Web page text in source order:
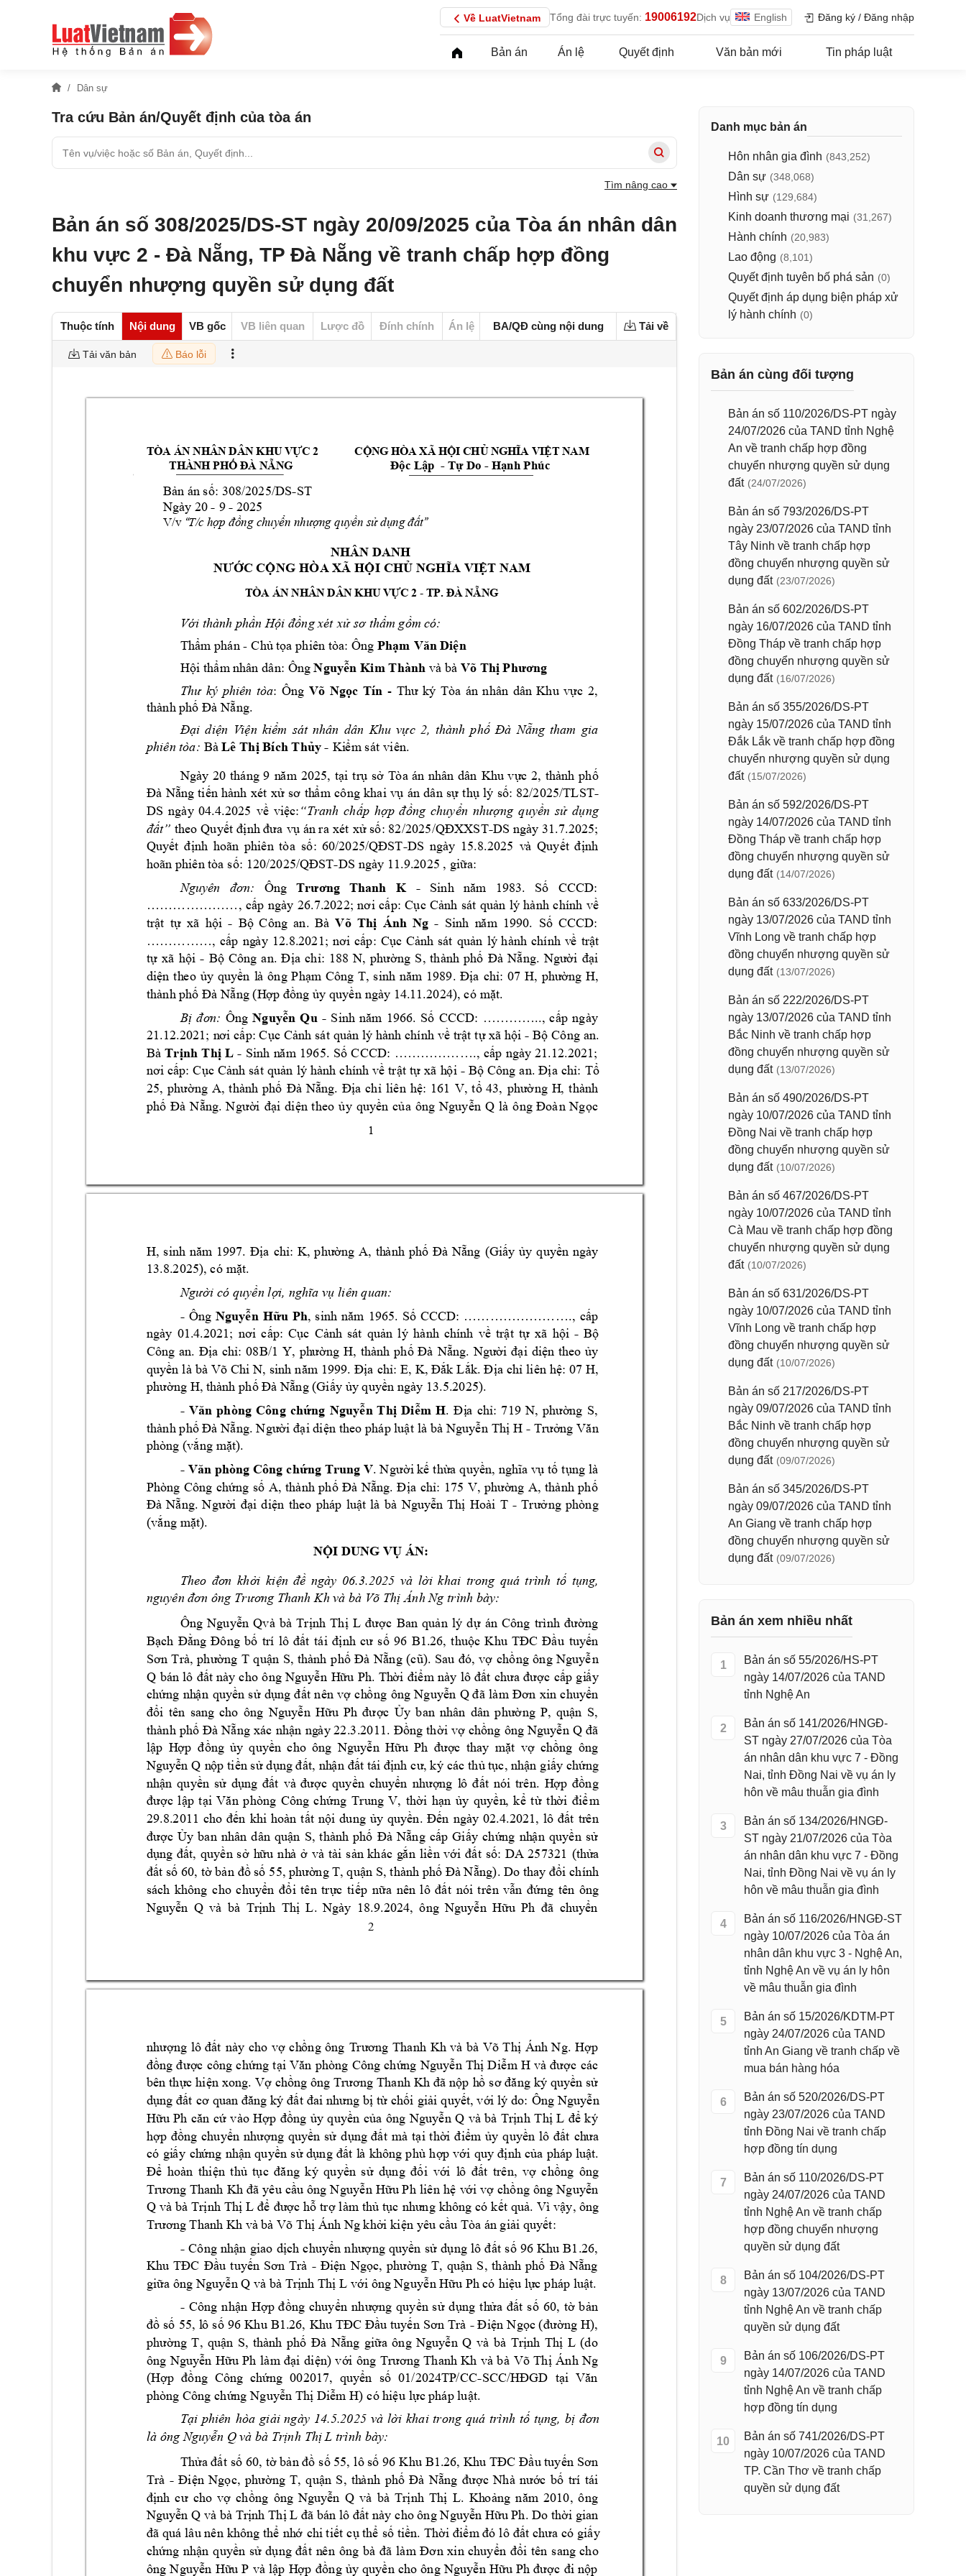
Về LuatVietnam Tổng đài trực tuyến: 19006192Dịch vụ English Đăng ký / Đăng nhập
Bản án Án lệ Quyết định Văn bản mới Tin pháp luật
Dân sự
Tra cứu Bản án/Quyết định của tòa án
Tìm nâng cao
Bản án số 308/2025/DS-ST ngày 20/09/2025 của Tòa án nhân dân
khu vực 2 - Đà Nẵng, TP Đà Nẵng về tranh chấp hợp đồng
chuyển nhượng quyền sử dụng đất
Thuộc tính Nội dung VB gốc VB liên quan Lược đồ Đính chính Án lệ BA/QĐ cùng nội dung Tải về
Tải văn bản Báo lỗi
1
TÒA ÁN NHÂN DÂN KHU VỰC 2 CỘNG HÒA XÃ HỘI CHỦ NGHĨA VIỆT NAM
                 THÀNH PH
Ố ĐÀ NẴNG Độc Lập  - Tự Do - Hạnh Phúc
[
Bản án số: 308/2025/DS-ST
Ngày 20 - 9 - 2025
V/v “T/c hợp đồng chuyển nhượng quyền sử dụng đất”
NHÂN DANH
NƯỚC CỘNG HÒA XÃ HỘI CHỦ NGHĨA VIỆT NAM
TÒA ÁN NHÂN DÂN KHU VỰC 2 - TP. ĐÀ NẴNG
Với thành phần Hội đồng xét xử sơ thẩm gồm có:
Thẩm phán - Chủ tọa phiên tòa: Ông Phạm Văn Diện
Hội thẩmnhân dân: Ông Nguyễn Kim Thành và bà Võ Thị Phương
Thư ký phiên tòa: Ông Võ Ngọc Tín - Thư ký Tòa án nhân dân Khu vực 2,
thành phố Đà Nẵng.
Đại diện Viện kiểm sát nhân dân Khu vực 2, thành phố Đà Nẵng tham gia
phiên tòa: Bà Lê Thị Bích Thủy - Kiểm sát viên.
Ngày 20 tháng 9 năm 2025, tại trụ sở Tòa án nhân dân Khu vực 2, thành phố
Đà Nẵng tiến hành xét xử sơ thẩm công khai vụ án dân sự thụ lý số: 82/2025/TLST-
DS ngày 04.4.2025 về việc:“Tranh chấp hợp đồng chuyển nhượng quyền sử dụng
đất” theo Quyết định đưa vụ án ra xét xử số: 82/2025/QĐXXST-DS ngày 31.7.2025;
Quyết định hoãn phiên tòa số: 60/2025/QĐST-DS ngày 15.8.2025 và Quyết định
hoãn phiên tòa số: 120/2025/QĐST-DS ngày 11.9.2025 , giữa:
Nguyên đơn: Ông Trương Thanh K - Sinh năm 1983. Số CCCD:
…………………, cấp ngày 26.7.2022; nơi cấp: Cục Cảnh sát quản lý hành chính về
trật tự xã hội - Bộ Công an. Bà Võ Thị Ánh Ng - Sinh năm 1990. Số CCCD:
……………, cấp ngày 12.8.2021; nơi cấp: Cục Cảnh sát quản lý hành chính về trật
tự xã hội - Bộ Công an. Địa chỉ: 188 N, phường S, thành phố Đà Nẵng. Người đại
diện theo ủy quyền là ông Phạm Công T, sinh năm 1989. Địa chỉ: 07 H, phường H,
thành phố Đà Nẵng (Hợp đồng ủy quyền ngày 14.11.2024), có mặt.
Bị đơn: Ông Nguyễn Qu - Sinh năm 1966. Số CCCD: ………….., cấp ngày
21.12.2021; nơi cấp: Cục Cảnh sát quản lý hành chính về trật tự xã hội - Bộ Công an.
Bà Trịnh Thị L - Sinh năm 1965. Số CCCD: ………………., cấp ngày 21.12.2021;
nơi cấp: Cục Cảnh sát quản lý hành chính về trật tự xã hội - Bộ Công an. Địa chỉ: Tổ
25, phường A, thành phố Đà Nẵng. Địa chỉ liên hệ: 161 V, tổ 43, phường H, thành
phố Đà Nẵng. Người đại diện theo ủy quyền của ông Nguyễn Q là ông Đoàn Ngọc
2
H, sinh năm 1997. Địa chỉ: K, phường A, thành phố Đà Nẵng (Giấy ủy quyền ngày
13.8.2025), có mặt.
Người có quyền lợi, nghĩa vụ liên quan:
- Ông Nguyễn Hữu Ph, sinh năm 1965. Số CCCD: ………………… …., cấp
ngày 01.4.2021; nơi cấp: Cục Cảnh sát quản lý hành chính về trật tự xã hội - Bộ
Công an. Địa chỉ: 08B/1 Y, phường H, thành phố Đà Nẵng. Người đại diện theo ủy
quyền là bà Võ Chi N, sinh năm 1999. Địa chỉ: E, K, Đắk Lắk. Địa chỉ liên hệ: 07 H,
phường H, thành phố Đà Nẵng (Giấy ủy quyền ngày 13.5.2025).
- Văn phòng Công chứng Nguyễn Thị Diễm H. Địa chỉ: 719 N, phường S,
thành phố Đà Nẵng. Người đại diện theo pháp luật là bà Nguyễn Thị H - Trưởng Văn
phòng (vắng mặt).
- Văn phòng Công chứng Trung V. Ngườikế thừa quyền, nghĩa vụ tố tụng là
Phòng Công chứng số A, thành phố Đà Nẵng Địa chỉ: 175 V, phường A, thành phố
Đà Nẵng. Người đại diện theo pháp luật là bà Nguyễn Thị Hoài T - Trưởng phòng
(vắng mặt).
NỘI DUNG VỤ ÁN:
Theo đơn khởi kiện đề ngày 06.3.2025 và lời khai trong quá trình tố tụng,
nguyên đơn ông Trương Thanh Kh và bà Võ Thị Ánh Ng trình bày:
Ông Nguyễn Qvà bà Trịnh Thị L được Ban quản lý dự án Công trình đường
Bạch Đằng Đông bố trí lô đất tái định cư số 96 B1.26, thuộc Khu TĐC Đầu tuyến
Sơn Trà, phường T quận S, thành phố Đà Nẵng (cũ). Sau đó, vợ chồng ông Nguyễn
Q bán lô đất này cho ông Nguyễn Hữu Ph. Thời điểm này lô đất chưa được cấp giấy
chứng nhận quyền sử dụng đất nên vợ chồng ông Nguyễn Q đã làm Đơn xin chuyển
đổi tên sang cho ông Nguyễn Hữu Ph được Ủy ban nhân dân phường P, quận S,
thành phố Đà Nẵng xác nhận ngày 22.3.2011. Đồng thời vợ chồng ông Nguyễn Q đã
lập  Hợp  đồng ủy quyền cho ông Nguyễn Hữu Ph được thay mặt vợ chồng ông
Nguyễn Q nộp tiền sử dụng đất, nhận đất tái định cư, ký các thủ tục, nhận giấy chứng
nhận quyền sử dụng đất và được quyền chuyển nhượng lô đất nói trên. Hợp đồng
được lập tại Văn phòng Công chứng Trung V, thời hạn ủy quyền, kể từ thời điểm
29.8.2011 cho đến khi hoàn tất nội dung ủy quyền. Đến ngày 02.4.2021, lô đất trên
được Ủy ban nhân dân quận S, thành phố Đà Nẵng cấp Giấy chứng nhận quyền sử
dụng đất, quyền sở hữu nhà ở và tài sản khác gắn liền với đất số: DA 257321 (thửa
đất số 60, tờ bản đồ số 55, phường T, quận S, thành phố Đà Nẵng). Do thay đổi chính
sách không cho chuyển đổi tên trực tiếp nữa nên lô đất nói trên vẫn đứng tên ông
Nguyễn Q và bà Trịnh
  Th
ị L. Ngày 18.9.2024, ông Nguyễn Hữu Ph đã chuyển
nhượng lô đất này cho vợ chồng ông Trương Thanh Kh và bà Võ Thị Ánh Ng. Hợp
đồng được công chứng tại Văn phòng Công chứng Nguyễn Thị Diễm H và được các
bên thực hiện xong. Vợ chồng ông Trương Thanh Kh đã nộp hồ sơ đăng ký quyền sử
dụng đất cơ quan đăng ký đất đai nhưng bị từ chối giải quyết, với lý do: Ông Nguyễn
Hữu Ph căn cứ vào Hợp đồng ủy quyền của ông Nguyễn Q và bà Trịnh Thị L để ký
hợp đồng chuyển nhượng quyền sử dụng đất mà tại thời điểm ủy quyền lô đất chưa
có giấy chứng nhận quyền sử dụng đất là không phù hợp với quy định của pháp luật.
Để hoàn thiện thủ tục đăng ký quyền sử dụng đối với lô đất trên, vợ chồng ông
Trương Thanh Kh đã yêu cầu ông Nguyễn Hữu Ph liên hệ với vợ chồng ông Nguyễn
Q và bà Trịnh Thị L để được hỗ trợ làm thủ tục nhưng không có kết quả. Vì vậy, ông
Trương Thanh Kh và bà Võ Thị Ánh Ng khởi kiện yêu cầu Tòa án giải quyết:
- Công nhận giao dịch chuyển nhượng quyền sử dụng lô đất số 96 Khu B1.26,
Khu TĐC Đầu tuyến Sơn Trà - Điện Ngọc, phường T, quận S, thành phố Đà Nẵng
giữa ông Nguyễn Q và bà Trịnh Thị L với ông Nguyễn Hữu Ph có hiệu lực pháp luật.
- Công nhận Hợp đồng chuyển nhượng quyền sử dụng thửa đất số 60, tờ bản
đồ số 55, lô số 96 Khu B1.26, Khu TĐC Đầu tuyến Sơn Trà - Điện Ngọc (đường H),
phường T, quận S, thành phố Đà Nẵng giữa ông Nguyễn Q và bà Trịnh Thị L (do
ông Nguyễn Hữu Ph làm đại diện) với ông Trương Thanh Kh và bà Võ Thị Ánh Ng
(Hợp đồng Công chứng 002017, quyển số 01/2024TP/CC-SCC/HĐGD tại Văn
phòng Công chứng Nguyễn Thị Diễm H) có hiệu lực pháp luật.
Tại phiên hòa giải ngày 14.5.2025 và lời khai trong quá trình tố tụng, bị đơn
là ông Nguyễn Q và bà Trịnh Thị L trình bày:
Thửa đất số 60, tờ bản đồ số 55, lô số 96 Khu B1.26, Khu TĐC Đầu tuyến Sơn
Trà - Điện Ngọc, phường T, quận S, thành phố Đà Nẵng được Nhà nước bố trí tái
định cư cho vợ chồng ông Nguyễn Q và bà Trịnh Thị L. Khoảng năm 2010, ông
Nguyễn Q và bà Trịnh Thị L đã bán lô đất này cho ông Nguyễn Hữu Ph. Do thời gian
đã quá lâu nên không thể nhớ chitiết cụ thể số tiền. Thời điểm đó lô đất chưa có giấy
chứng nhận quyền sử dụng đất nên ông bà đã làm Đơn xin chuyển đổi tên sang cho
ông Nguyễn Hữu P và lập Hợp đồng ủy quyền cho ông Nguyễn Hữu Ph được đi nộp
Danh mục bản án
Hôn nhân gia đình (843,252)
Dân sự (348,068)
Hình sự (129,684)
Kinh doanh thương mại (31,267)
Hành chính (20,983)
Lao động (8,101)
Quyết định tuyên bố phá sản (0)
Quyết định áp dụng biện pháp xử
lý hành chính (0)
Bản án cùng đối tượng
Bản án số 110/2026/DS-PT ngày
24/07/2026 của TAND tỉnh Nghệ
An về tranh chấp hợp đồng
chuyển nhượng quyền sử dụng
đất (24/07/2026)
Bản án số 793/2026/DS-PT
ngày 23/07/2026 của TAND tỉnh
Tây Ninh về tranh chấp hợp
đồng chuyển nhượng quyền sử
dụng đất (23/07/2026)
Bản án số 602/2026/DS-PT
ngày 16/07/2026 của TAND tỉnh
Đồng Tháp về tranh chấp hợp
đồng chuyển nhượng quyền sử
dụng đất (16/07/2026)
Bản án số 355/2026/DS-PT
ngày 15/07/2026 của TAND tỉnh
Đắk Lắk về tranh chấp hợp đồng
chuyển nhượng quyền sử dụng
đất (15/07/2026)
Bản án số 592/2026/DS-PT
ngày 14/07/2026 của TAND tỉnh
Đồng Tháp về tranh chấp hợp
đồng chuyển nhượng quyền sử
dụng đất (14/07/2026)
Bản án số 633/2026/DS-PT
ngày 13/07/2026 của TAND tỉnh
Vĩnh Long về tranh chấp hợp
đồng chuyển nhượng quyền sử
dụng đất (13/07/2026)
Bản án số 222/2026/DS-PT
ngày 13/07/2026 của TAND tỉnh
Bắc Ninh về tranh chấp hợp
đồng chuyển nhượng quyền sử
dụng đất (13/07/2026)
Bản án số 490/2026/DS-PT
ngày 10/07/2026 của TAND tỉnh
Đồng Nai về tranh chấp hợp
đồng chuyển nhượng quyền sử
dụng đất (10/07/2026)
Bản án số 467/2026/DS-PT
ngày 10/07/2026 của TAND tỉnh
Cà Mau về tranh chấp hợp đồng
chuyển nhượng quyền sử dụng
đất (10/07/2026)
Bản án số 631/2026/DS-PT
ngày 10/07/2026 của TAND tỉnh
Vĩnh Long về tranh chấp hợp
đồng chuyển nhượng quyền sử
dụng đất (10/07/2026)
Bản án số 217/2026/DS-PT
ngày 09/07/2026 của TAND tỉnh
Bắc Ninh về tranh chấp hợp
đồng chuyển nhượng quyền sử
dụng đất (09/07/2026)
Bản án số 345/2026/DS-PT
ngày 09/07/2026 của TAND tỉnh
An Giang về tranh chấp hợp
đồng chuyển nhượng quyền sử
dụng đất (09/07/2026)
Bản án xem nhiều nhất
1
Bản án số 55/2026/HS-PT
ngày 14/07/2026 của TAND
tỉnh Nghệ An
2
Bản án số 141/2026/HNGĐ-
ST ngày 27/07/2026 của Tòa
án nhân dân khu vực 7 - Đồng
Nai, tỉnh Đồng Nai về vụ án ly
hôn về mâu thuẫn gia đình
3
Bản án số 134/2026/HNGĐ-
ST ngày 21/07/2026 của Tòa
án nhân dân khu vực 7 - Đồng
Nai, tỉnh Đồng Nai về vụ án ly
hôn về mâu thuẫn gia đình
4
Bản án số 116/2026/HNGĐ-ST
ngày 10/07/2026 của Tòa án
nhân dân khu vực 3 - Nghệ An,
tỉnh Nghệ An về vụ án ly hôn
về mâu thuẫn gia đình
5
Bản án số 15/2026/KDTM-PT
ngày 24/07/2026 của TAND
tỉnh An Giang về tranh chấp về
mua bán hàng hóa
6
Bản án số 520/2026/DS-PT
ngày 23/07/2026 của TAND
tỉnh Đồng Nai về tranh chấp
hợp đồng tín dụng
7
Bản án số 110/2026/DS-PT
ngày 24/07/2026 của TAND
tỉnh Nghệ An về tranh chấp
hợp đồng chuyển nhượng
quyền sử dụng đất
8
Bản án số 104/2026/DS-PT
ngày 13/07/2026 của TAND
tỉnh Nghệ An về tranh chấp
quyền sử dụng đất
9
Bản án số 106/2026/DS-PT
ngày 14/07/2026 của TAND
tỉnh Nghệ An về tranh chấp
hợp đồng tín dụng
10
Bản án số 741/2026/DS-PT
ngày 10/07/2026 của TAND
TP. Cần Thơ về tranh chấp
quyền sử dụng đất